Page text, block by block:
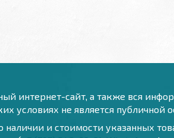
интернет-сайт, а также вся
условиях не является публичной
и стоимости указанных